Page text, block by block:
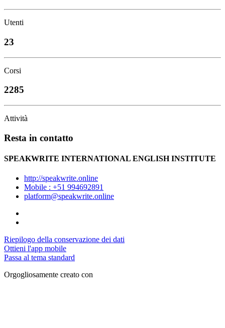
Utenti
23
Corsi
2285
Attività
Resta in contatto
SPEAKWRITE INTERNATIONAL ENGLISH INSTITUTE
http://speakwrite.online
Mobile : +51 994692891
platform@speakwrite.online
Riepilogo della conservazione dei dati
Ottieni l'app mobile
Passa al tema standard
Orgogliosamente creato con